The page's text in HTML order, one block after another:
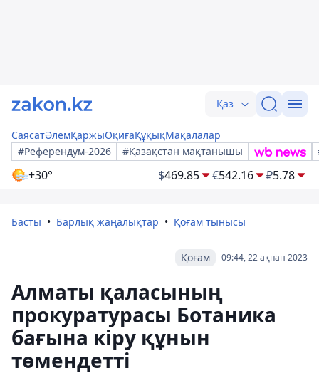
Қаз
СаясатӘлемҚаржыОқиғаҚұқықМақалалар
#Референдум-2026
#Қазақстан мақтанышы
+30° $469.85 €542.16 ₽5.78
Басты Барлық жаңалықтар Қоғам тынысы
09:44, 22 ақпан 2023
Қоғам
Алматы қаласының
прокуратурасы Ботаника
бағына кіру құнын
төмендетті